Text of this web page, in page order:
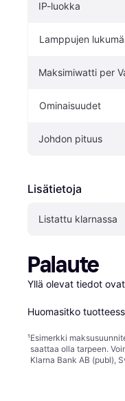
IP-luokka
Lamppujen
Maksimiwatti per
Ominaisuudet
Johdon pituus
Lisätietoja
Listattu klarnassa
Palaute
Yllä olevat tiedot
Huomasitko
¹Esimerkki
saattaa olla tarpeen.
Klarna Bank AB (publ),